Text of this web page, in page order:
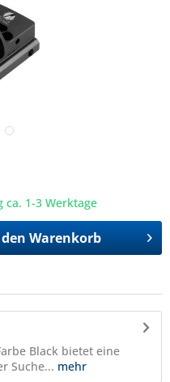
1-3 Werktage
Warenkorb
Black bietet eine
Suche... mehr